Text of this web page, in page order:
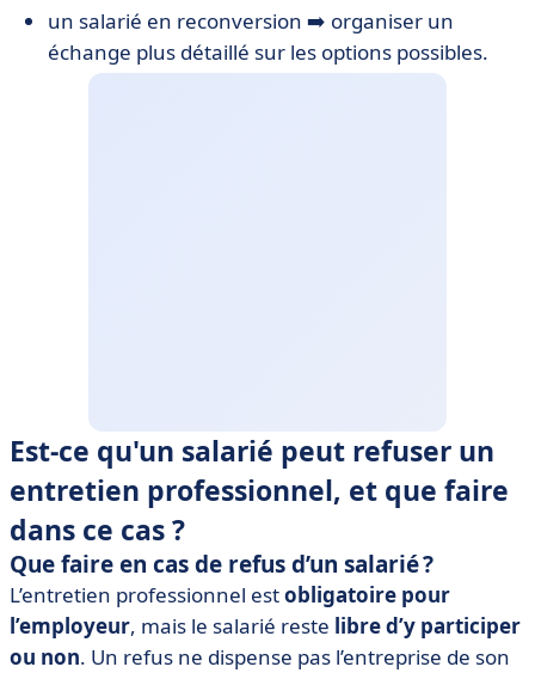
un salarié en reconversion ➡️ organiser un
échange plus détaillé sur les options possibles.
Est-ce qu'un salarié peut refuser un
entretien professionnel, et que faire
dans ce cas ?
Que faire en cas de refus d’un salarié ?
L’entretien professionnel estobligatoire pour
l’employeur, mais le salarié reste libre d’y participer
ou non. Un refus ne dispense pas l’entreprise de son